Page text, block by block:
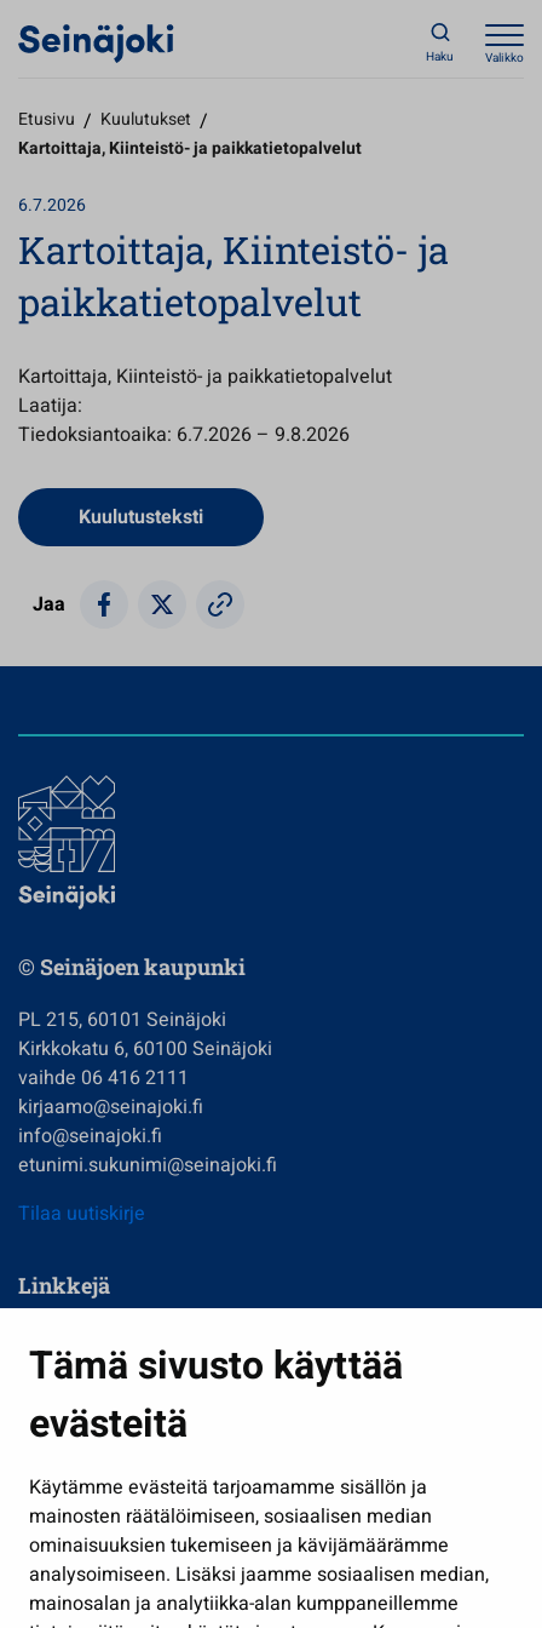
Tämä sivusto käyttää
evästeitä
Käytämme evästeitä tarjoamamme sisällön ja
mainosten räätälöimiseen, sosiaalisen median
ominaisuuksien tukemiseen ja kävijämäärämme
analysoimiseen. Lisäksi jaamme sosiaalisen median,
mainosalan ja analytiikka-alan kumppaneillemme
Haku Valikko
Etusivu / Kuulutukset /
Kartoittaja, Kiinteistö- ja paikkatietopalvelut
6.7.2026
Kartoittaja, Kiinteistö- ja
paikkatietopalvelut
Kartoittaja, Kiinteistö- ja paikkatietopalvelut
Laatija:
Tiedoksiantoaika: 6.7.2026 – 9.8.2026
KuulutustekstiAvautuu uuteen välilehteen
Jaa
© Seinäjoen kaupunki
PL 215, 60101 Seinäjoki
Kirkkokatu 6, 60100 Seinäjoki
vaihde 06 416 2111
kirjaamo@seinajoki.fi
info@seinajoki.fi
etunimi.sukunimi@seinajoki.fi
Tilaa uutiskirje
Linkkejä
Kasvatus ja opetus
Kulttuuri ja liikunta
Työ ja yrittäminen
Osallistu ja asioi
Näytä omat evästeasetukseni